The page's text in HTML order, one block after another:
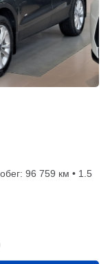
96 759 км • 1.5